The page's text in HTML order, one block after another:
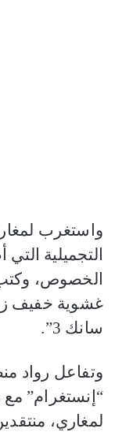
واستغرب
التجميلية
الخصوص،
غشوية خفيف
سانك 3”.
وتفاعل رواد
“إنستغرام” مع
لمغاري،